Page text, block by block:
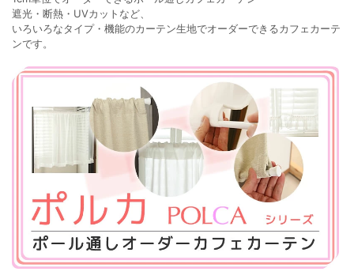
遮光・断熱・UVカットなど、
いろいろなタイプ・機能のカーテン生地でオーダーできるカフェカーテ
ンです。